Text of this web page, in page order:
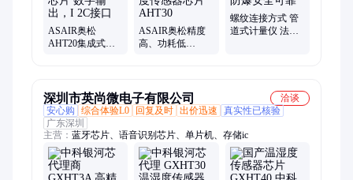
ASAIR奥松
AHT20集成式温
ASAIR奥松精度
高、功耗低
螺纹连接方式 管
道式计量仪 法兰
深圳市英尚微电子有限公司
洽谈
安心购
综合体验L0 回复及时 出价迅速
真实性已核验
广东深圳
主营： 蓝牙芯片、语音识别芯片、单片机、存储ic